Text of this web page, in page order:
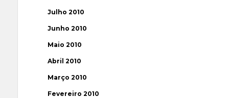
Julho 2010
Junho 2010
Maio 2010
Abril 2010
Março 2010
Fevereiro 2010